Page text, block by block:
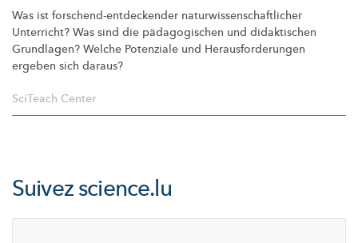
Was ist forschend-entdeckender naturwissenschaftlicher
Unterricht? Was sind die pädagogischen und didaktischen
Grundlagen? Welche Potenziale und Herausforderungen
ergeben sich daraus?
SciTeach Center
Suivezscience.lu